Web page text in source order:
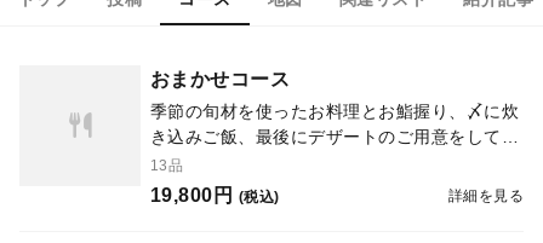
おまかせコース
季節の旬材を使ったお料理とお鮨握り、〆に炊
き込みご飯、最後にデザートのご用意をしてお
ります。 当日の食材により内容や品数に変更
が生じる場合がございます。
13品
19,800円 (税込) 詳細を見る